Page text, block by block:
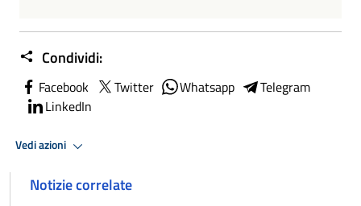
Condividi:
Facebook Twitter Whatsapp
Telegram
LinkedIn
Vedi azioni
Notizie correlate